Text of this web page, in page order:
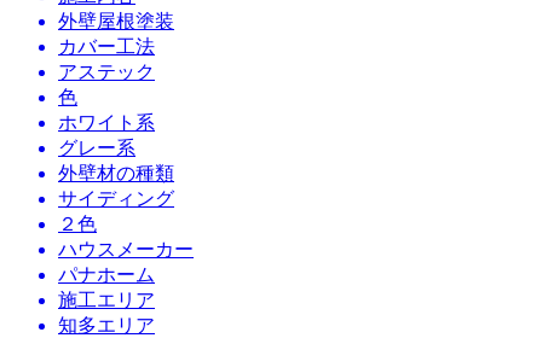
外壁屋根塗装
カバー工法
アステック
色
ホワイト系
グレー系
外壁材の種類
サイディング
２色
ハウスメーカー
パナホーム
施工エリア
知多エリア